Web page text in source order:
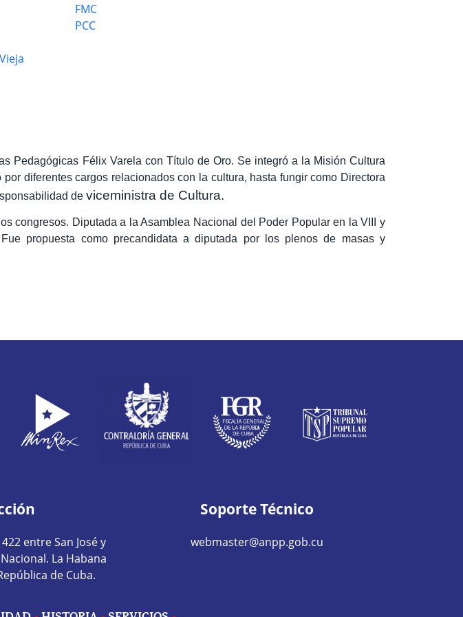
FMC
PCC
Pedagógicas Félix Varela con Título de Oro. Se integró a la Misión Cultura
diferentes cargos relacionados con la cultura, hasta fungir como Directora
de viceministra de Cultura.
congresos. Diputada a la Asamblea Nacional del Poder Popular en la VIII y
Fue propuesta como precandidata a diputada por los plenos de masas y
entre San José y
La Habana
de Cuba.
Soporte Técnico
webmaster@anpp.gob.cu